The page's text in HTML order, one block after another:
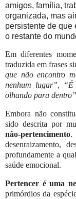
amigos, família,
organizada, mas
persistente de que
o restante do
Em diferentes
traduzida em frases
que não encontro
nenhum lugar”, “É
olhando para
Embora não
sido descrita por
não-pertencimento.
desenraizamento,
profundamente a
saúde emocional.
Pertencer é uma
primórdios da